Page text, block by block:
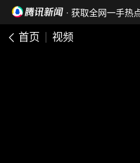
· 获取全网一手热
首页 视频